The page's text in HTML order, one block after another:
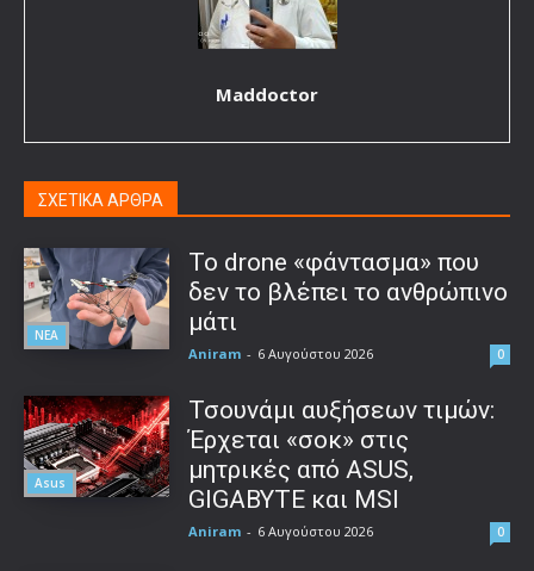
Maddoctor
ΣΧΕΤΙΚΑ ΑΡΘΡΑ
ΝΕΑ
Το drone «φάντασμα» που
δεν το βλέπει το ανθρώπινο
μάτι
Aniram - 6 Αυγούστου 2026 0
Asus
Τσουνάμι αυξήσεων τιμών:
Έρχεται «σοκ» στις
μητρικές από ASUS,
GIGABYTE και MSI
Aniram - 6 Αυγούστου 2026 0